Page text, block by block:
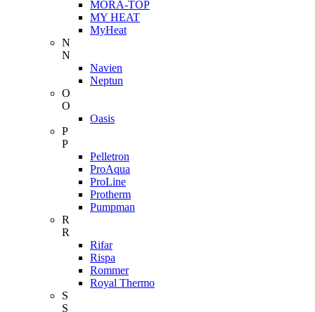
MORA-TOP
MY HEAT
MyHeat
N
N
Navien
Neptun
O
O
Oasis
P
P
Pelletron
ProAqua
ProLine
Protherm
Pumpman
R
R
Rifar
Rispa
Rommer
Royal Thermo
S
S